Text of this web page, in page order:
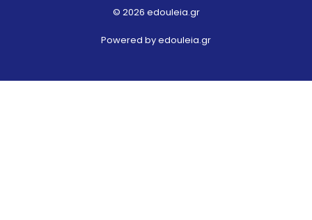
© 2026 edouleia.gr
Powered by edouleia.gr